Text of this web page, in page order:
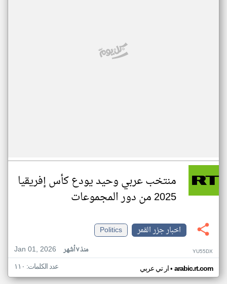
منتخب عربي وحيد يودع كأس إفريقيا
2025 من دور المجموعات
اخبار جزر القمر
Politics
Jan 01, 2026
منذ ٧ أشهر YU55DX
ار تي عربي• arabic.rt.com عدد الكلمات: ١١٠